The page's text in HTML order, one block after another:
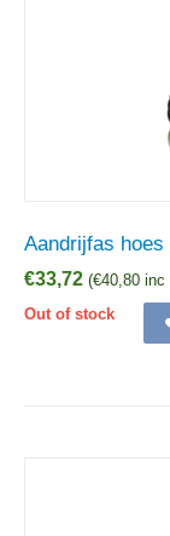
Aandrijfas
€33,72 (€40,80 inc
Out of stock